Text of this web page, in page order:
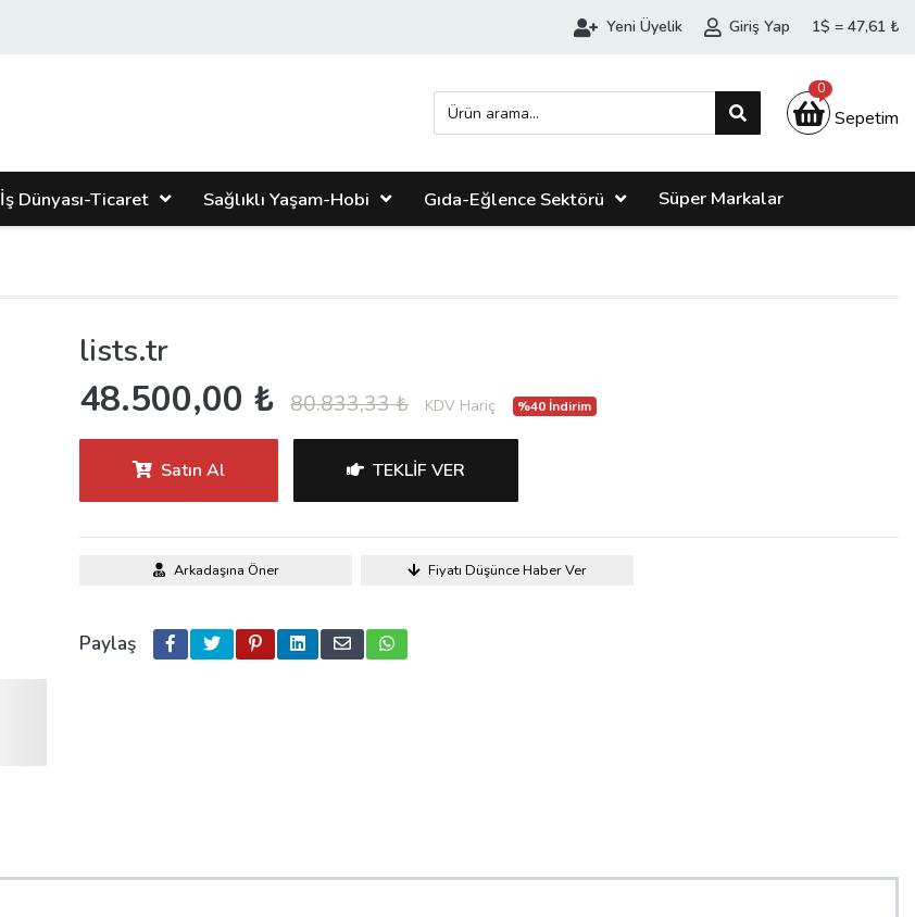
Yeni Üyelik Giriş Yap 1$ = 47,61 ₺
0
Sepetim
İş Dünyası-Ticaret Sağlıklı Yaşam-Hobi Gıda-Eğlence Sektörü Süper Markalar
lists.tr
48.500,00 ₺ 80.833,33 ₺ KDV Hariç %40 İndirim
Satın Al TEKLIF VER
Arkadaşına Öner Fiyatı Düşünce Haber Ver
Paylaş